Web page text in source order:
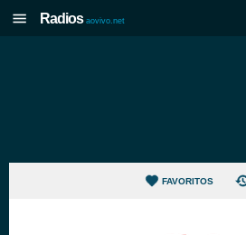
Radios aovivo.net
FAVORITOS